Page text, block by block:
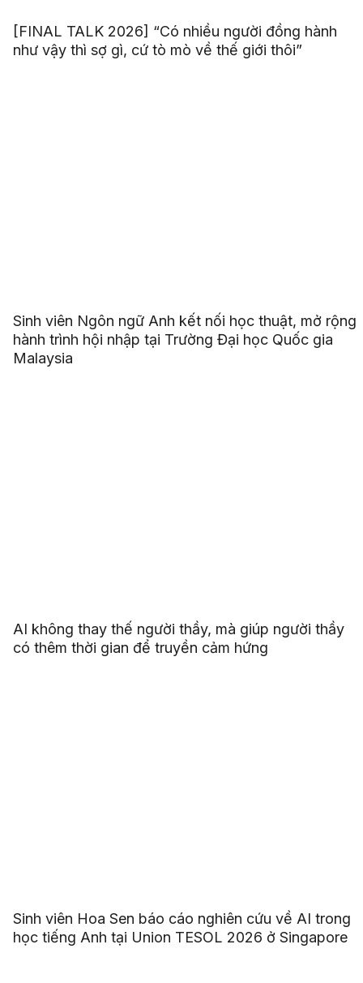
[FINAL TALK 2026] “Có nhiều người đồng hành
như vậy thì sợ gì, cứ tò mò về thế giới thôi”
Sinh viên Ngôn ngữ Anh kết nối học thuật, mở rộng
hành trình hội nhập tại Trường Đại học Quốc gia
Malaysia
AI không thay thế người thầy, mà giúp người thầy
có thêm thời gian để truyền cảm hứng
Sinh viên Hoa Sen báo cáo nghiên cứu về AI trong
học tiếng Anh tại Union TESOL 2026 ở Singapore